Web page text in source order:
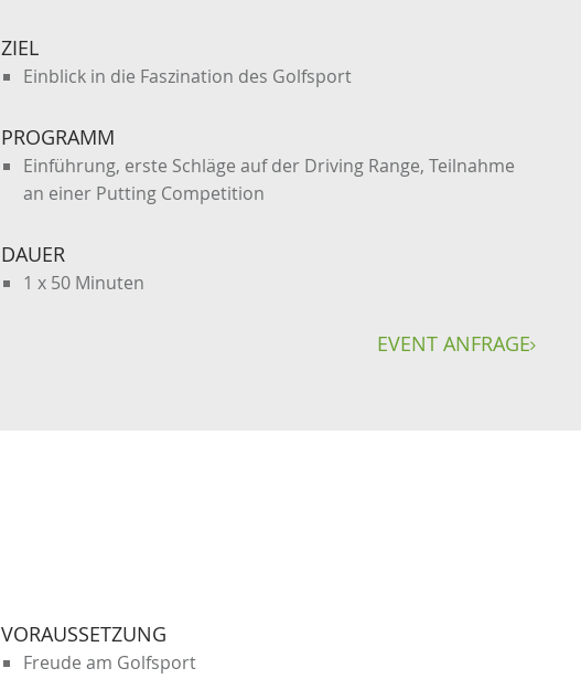
ZIEL
Einblick in die Faszination des Golfsport
PROGRAMM
Einführung, erste Schläge auf der Driving Range, Teilnahme
an einer Putting Competition
DAUER
1 x 50 Minuten
EVENT ANFRAGE
VORAUSSETZUNG
Freude am Golfsport